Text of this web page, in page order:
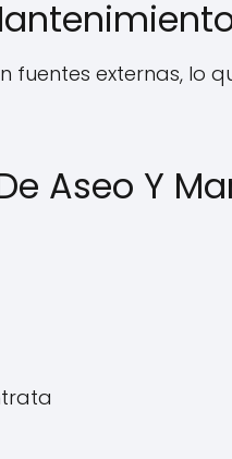
fuentes externas, lo
Aseo Y